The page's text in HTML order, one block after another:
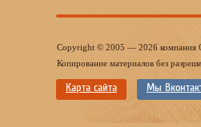
Copyright © 2005 — 2026 компания
Копирование материалов без
Карта сайта Мы